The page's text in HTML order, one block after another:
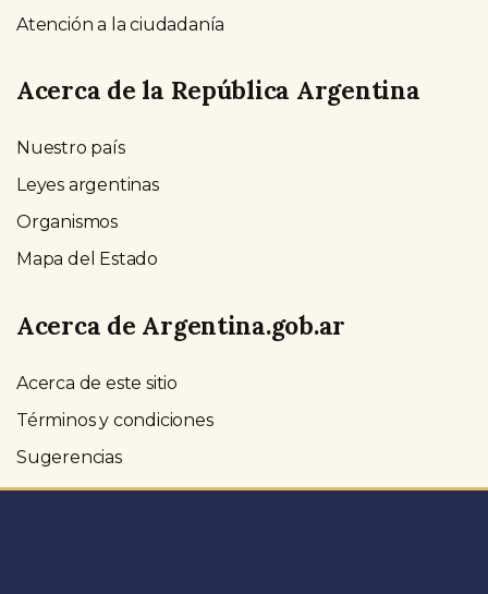
Atención a la ciudadanía
Acerca de la República Argentina
Nuestro país
Leyes argentinas
Organismos
Mapa del Estado
Acerca de Argentina.gob.ar
Acerca de este sitio
Términos y condiciones
Sugerencias